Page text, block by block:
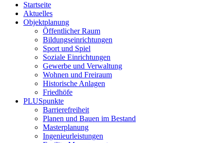
Startseite
Aktuelles
Objektplanung
Öffentlicher Raum
Bildungseinrichtungen
Sport und Spiel
Soziale Einrichtungen
Gewerbe und Verwaltung
Wohnen und Freiraum
Historische Anlagen
Friedhöfe
PLUSpunkte
Barrierefreiheit
Planen und Bauen im Bestand
Masterplanung
Ingenieurleistungen